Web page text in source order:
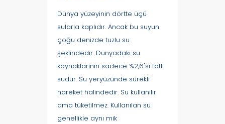
Dünya yüzeyinin dörtte üçü
sularla kaplıdır. Ancak bu suyun
çoğu denizde tuzlu su
şeklindedir. Dünyadaki su
kaynaklarının sadece %2,6'sı tatlı
sudur. Su yeryüzünde sürekli
hareket halindedir. Su kullanılır
ama tüketilmez. Kullanılan su
genellikle aynı mik